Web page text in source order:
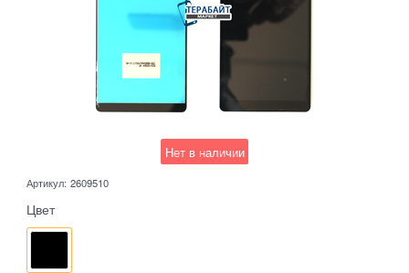
Нет в наличии
Артикул: 2609510
Цвет